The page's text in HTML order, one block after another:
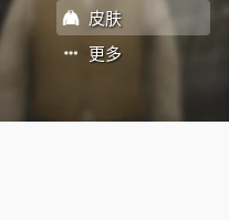
皮肤
更多